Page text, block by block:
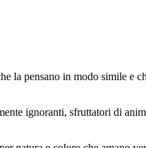
pensano in modo simile e
ignoranti, sfruttatori di